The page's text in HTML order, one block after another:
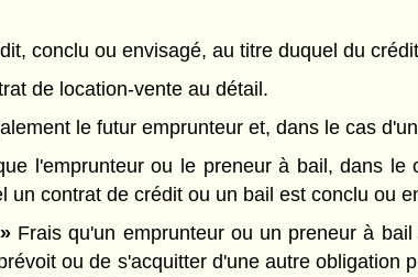
conclu ou envisagé, au titre duquel du
de location-vente au détail.
le futur emprunteur et, dans le cas
l'emprunteur ou le preneur à bail, dans
un contrat de crédit ou un bail est conclu ou
Frais qu'un emprunteur ou un preneur à
ou de s'acquitter d'une autre